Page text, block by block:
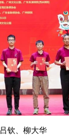
钦、柳大华